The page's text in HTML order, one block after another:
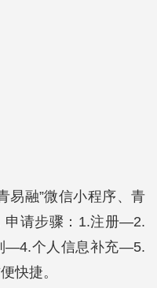
易融”微信小程序、青
申请步骤：1.注册—2.
—4.个人信息补充—5.
快捷。